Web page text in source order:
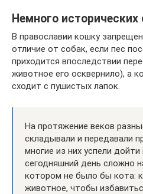
Немного исторических
В православии кошку
отличие от собак, если пес
приходится впоследствии
животное его осквернило), а
сходит с пушистых лапок.
На протяжение веков
складывали и передавали
многие из них успели
сегодняшний день сложно
котором не было бы кота:
животное, чтобы